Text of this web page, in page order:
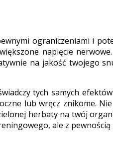
ograniczeniami i
napięcie
na jakość twojego
tych samych
lub wręcz znikome.
herbaty na twój
ale z pewnością